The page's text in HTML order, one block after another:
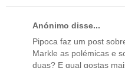
Anónimo disse...
Pipoca faz um post
Markle as polémicas e
duas? E qual gostas